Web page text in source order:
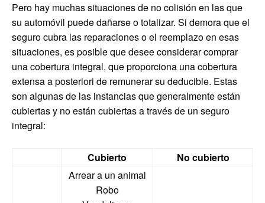
Pero hay muchas situaciones de no colisión en las que
su automóvil puede dañarse o totalizar. Si demora que el
seguro cubra las reparaciones o el reemplazo en esas
situaciones, es posible que desee considerar comprar
una cobertura integral, que proporciona una cobertura
extensa a posteriori de remunerar su deducible. Estas
son algunas de las instancias que generalmente están
cubiertas y no están cubiertas a través de un seguro
integral:
Cubierto No cubierto
Arrear a un animal
Robo